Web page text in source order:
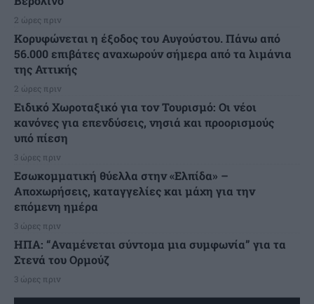
2 ώρες πριν
Κορυφώνεται η έξοδος του Αυγούστου. Πάνω από
56.000 επιβάτες αναχωρούν σήμερα από τα λιμάνια
της Αττικής
2 ώρες πριν
Ειδικό Χωροταξικό για τον Τουρισμό: Οι νέοι
κανόνες για επενδύσεις, νησιά και προορισμούς
υπό πίεση
3 ώρες πριν
Εσωκομματική θύελλα στην «Ελπίδα» –
Αποχωρήσεις, καταγγελίες και μάχη για την
επόμενη ημέρα
3 ώρες πριν
ΗΠΑ: “Αναμένεται σύντομα μια συμφωνία” για τα
Στενά του Ορμούζ
3 ώρες πριν